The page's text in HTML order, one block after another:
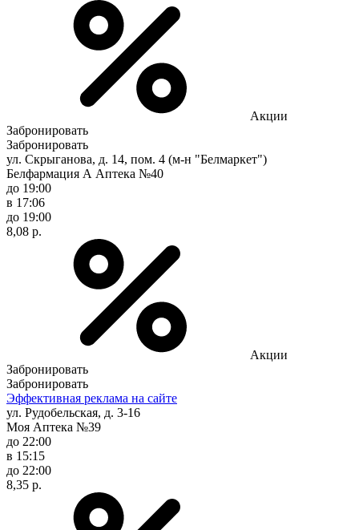
Акции
Забронировать
Забронировать
ул. Скрыганова, д. 14, пом. 4 (м-н "Белмаркет")
Белфармация А Аптека №40
до 19:00
в 17:06
до 19:00
8,08 р.
Акции
Забронировать
Забронировать
Эффективная реклама на сайте
ул. Рудобельская, д. 3-16
Моя Аптека №39
до 22:00
в 15:15
до 22:00
8,35 р.